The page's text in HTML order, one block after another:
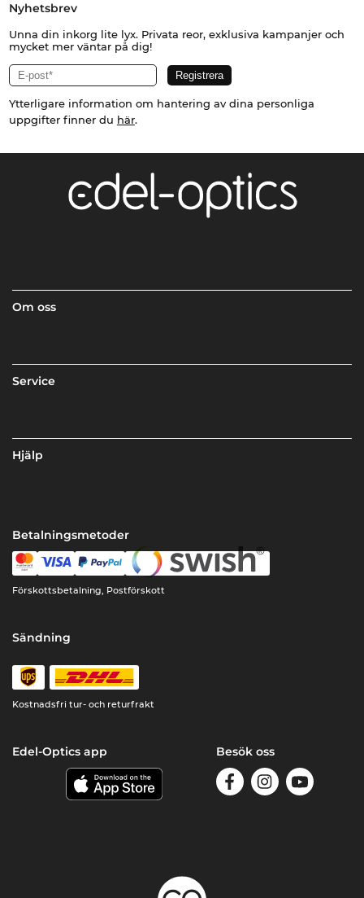
Nyhetsbrev
Unna din inkorg lite lyx. Privata reor, exklusiva kampanjer och
mycket mer väntar på dig!
Ytterligare information om hantering av dina personliga
uppgifter finner du här.
Om oss
Service
Hjälp
Betalningsmetoder
Förskottsbetalning, Postförskott
Sändning
Kostnadsfri tur- och returfrakt
Edel-Optics app Besök oss